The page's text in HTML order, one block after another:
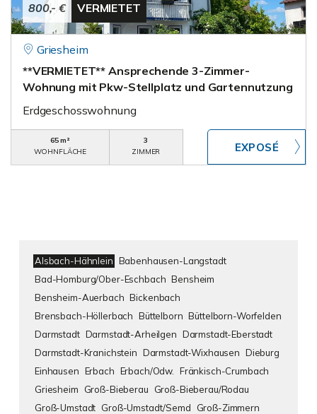
800,- € VERMIETET
Griesheim
**VERMIETET** Ansprechende 3-Zimmer-
Wohnung mit Pkw-Stellplatz und Gartennutzung
Erdgeschosswohnung
65 m²
WOHNFLÄCHE
3
ZIMMER
Alsbach-Hähnlein Babenhausen-Langstadt
Bad-Homburg/Ober-Eschbach Bensheim
Bensheim-Auerbach Bickenbach
Brensbach-Höllerbach Büttelborn Büttelborn-Worfelden
Darmstadt Darmstadt-Arheilgen Darmstadt-Eberstadt
Darmstadt-Kranichstein Darmstadt-Wixhausen Dieburg
Einhausen Erbach Erbach/Odw.
Fränkisch-Crumbach
Griesheim
Groß-Bieberau
Groß-Bieberau/Rodau
Groß-Umstadt Groß-Umstadt/Semd Groß-Zimmern